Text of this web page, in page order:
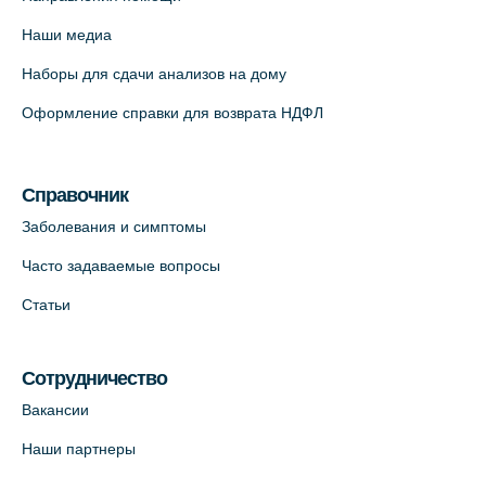
Наши медиа
Наборы для сдачи анализов на дому
Оформление справки для возврата НДФЛ
Справочник
Заболевания и симптомы
Часто задаваемые вопросы
Статьи
Сотрудничество
Вакансии
Наши партнеры